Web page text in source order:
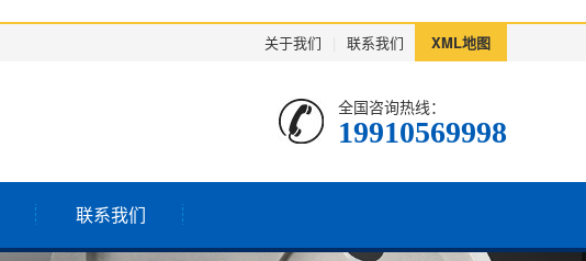
关于我们 联系我们 XML地图
全国咨询热线：
19910569998
联系我们